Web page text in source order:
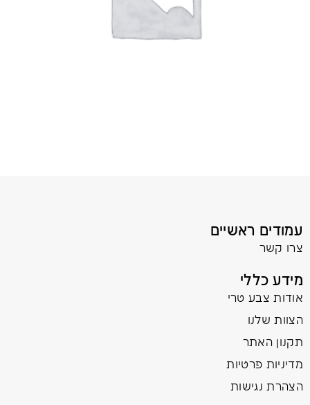
עמודים ראשיים
צרו קשר
מידע כללי
אודות צבע טרי
הצוות שלנו
תקנון האתר
מדיניות פרטיות
הצהרת נגישות